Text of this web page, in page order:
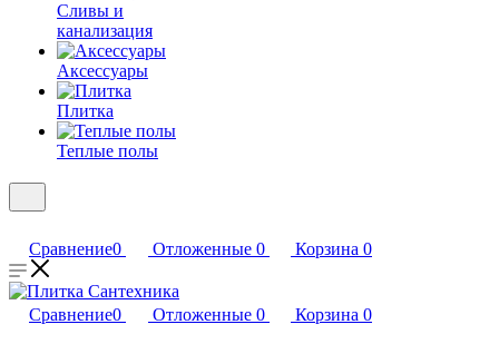
Сливы и
канализация
Аксессуары
Плитка
Теплые полы
Сравнение0 Отложенные 0 Корзина 0
Сравнение0 Отложенные 0 Корзина 0